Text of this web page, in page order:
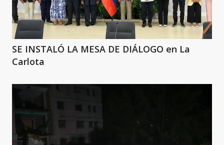
SE INSTALÓ LA MESA DE DIÁLOGO en La
Carlota